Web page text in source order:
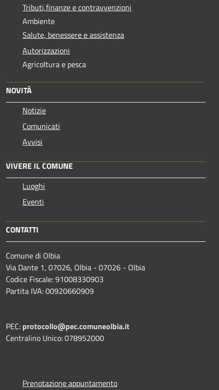
Tributi,finanze e contravvenzioni
Ambiente
Salute, benessere e assistenza
Autorizzazioni
Agricoltura e pesca
NOVITÀ
Notizie
Comunicati
Avvisi
VIVERE IL COMUNE
Luoghi
Eventi
CONTATTI
Comune di Olbia
Via Dante 1, 07026, Olbia - 07026 - Olbia
Codice Fiscale: 91008330903
Partita IVA: 00920660909
PEC: protocollo@pec.comuneolbia.it
Centralino Unico: 078952000
Prenotazione appuntamento